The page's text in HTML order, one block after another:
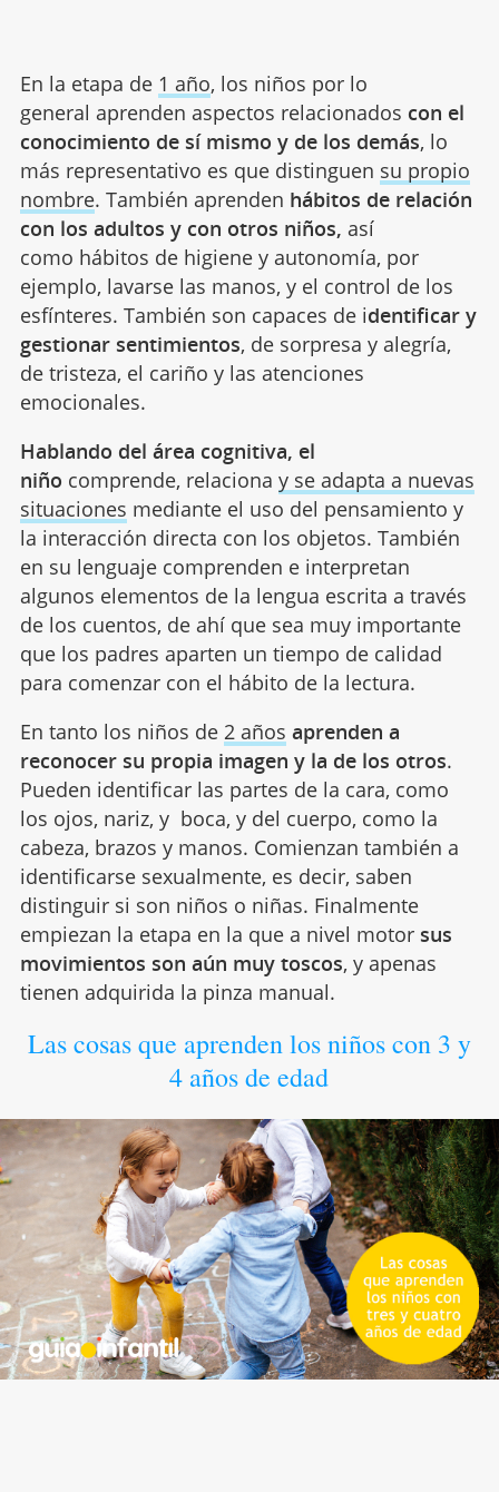
En la etapa de 1 año, los niños por lo
general aprenden aspectos relacionados con el
conocimiento de sí mismo y de los demás, lo
más representativo es que distinguen su propio
nombre. También aprenden hábitos de relación
con los adultos y con otros niños, así
como hábitos de higiene y autonomía, por
ejemplo, lavarse las manos, y el control de los
esfínteres. También son capaces de identificar y
gestionar sentimientos, de sorpresa y alegría,
de tristeza, el cariño y las atenciones
emocionales.
Hablando del área cognitiva, el
niño comprende, relaciona y se adapta a nuevas
situaciones mediante el uso del pensamiento y
la interacción directa con los objetos. También
en su lenguaje comprenden e interpretan
algunos elementos de la lengua escrita a través
de los cuentos, de ahí que sea muy importante
que los padres aparten un tiempo de calidad
para comenzar con el hábito de la lectura.
En tanto los niños de 2 años aprenden a
reconocer su propia imagen y la de los otros.
Pueden identificar las partes de la cara, como
los ojos, nariz, y boca, y del cuerpo, como la
cabeza, brazos y manos. Comienzan también a
identificarse sexualmente, es decir, saben
distinguir si son niños o niñas. Finalmente
empiezan la etapa en la que a nivel motor sus
movimientos son aún muy toscos, y apenas
tienen adquirida la pinza manual.
Las cosas que aprenden los niños con 3 y
4 años de edad